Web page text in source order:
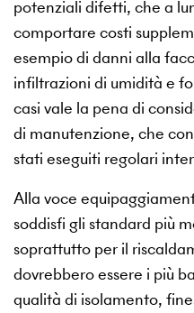
potenziali difetti, che a
comportare costi
esempio di danni alla
infiltrazioni di umidità e
casi vale la pena di
di manutenzione, che
stati eseguiti regolari
Alla voce
soddisfi gli standard più
soprattutto per il
dovrebbero essere i più
qualità di isolamento,